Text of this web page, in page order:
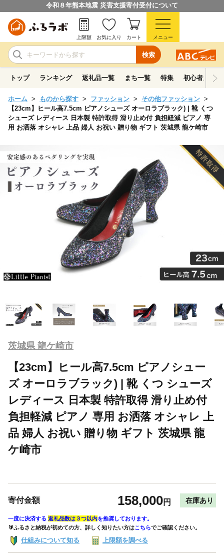
令和８年熊本地震 災害支援寄付受付について
検索
上限額 お気に入り カート メニュー
トップ ランキング 返礼品一覧 まち一覧 特集 初心者ガイド
ホーム ものから探す ファッション
その他ファッション
【23cm】ヒール高7.5cm ピアノシューズ オーロラブラック) | 靴 くつ
シューズ レディース 日本製 特許取得 滑り止め付 負担軽減 ピアノ 専
用 お洒落 オシャレ 上品 婦人 お祝い 贈り物 ギフト 茨城県 龍ケ崎市
茨城県 龍ケ崎市
【23cm】ヒール高7.5cm ピアノシュー
ズ オーロラブラック) | 靴 くつ シューズ
レディース 日本製 特許取得 滑り止め付
負担軽減 ピアノ 専用 お洒落 オシャレ 上
品 婦人 お祝い 贈り物 ギフト 茨城県 龍
ケ崎市
寄付金額 158,000円 在庫あり
一度に決済する 返礼品数は３つ以内を推奨しております。
🔰ふるさと納税が初めての方、詳しく知りたい方はこちらでご確認ください。
仕組みについて知る 上限額を調べる